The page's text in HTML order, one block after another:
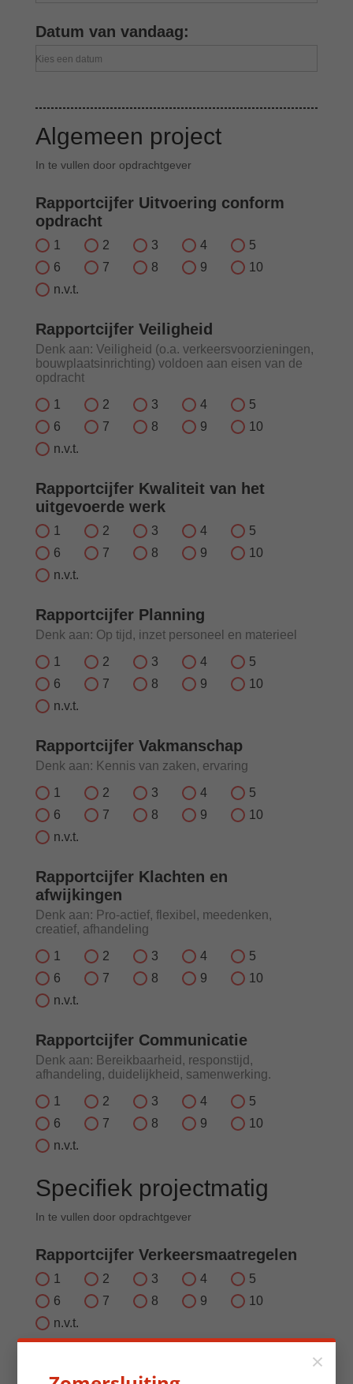
Datum van vandaag:
Kies een datum
Algemeen project
In te vullen door opdrachtgever
Rapportcijfer Uitvoering conform
opdracht
1 2 3 4
5
6
7 8 9
10
n.v.t.
Rapportcijfer Veiligheid
Denk aan: Veiligheid (o.a. verkeersvoorzieningen,
bouwplaatsinrichting) voldoen aan eisen van de
opdracht
1
2 3 4
5
6
7 8 9
10
n.v.t.
Rapportcijfer Kwaliteit van het
uitgevoerde werk
1 2 3 4
5
6
7 8 9
10
n.v.t.
Rapportcijfer Planning
Denk aan: Op tijd, inzet personeel en materieel
1
2 3 4
5
6
7 8 9
10
n.v.t.
Rapportcijfer Vakmanschap
Denk aan: Kennis van zaken, ervaring
1
2 3 4
5
6
7 8 9
10
n.v.t.
Rapportcijfer Klachten en
afwijkingen
Denk aan: Pro‐actief, flexibel, meedenken,
creatief, afhandeling
1
2 3 4
5
6
7 8 9
10
n.v.t.
Rapportcijfer Communicatie
Denk aan: Bereikbaarheid, responstijd,
afhandeling, duidelijkheid, samenwerking.
1
2 3 4
5
6
7 8 9
10
n.v.t.
Specifiek projectmatig
In te vullen door opdrachtgever
Rapportcijfer Verkeersmaatregelen
1 2 3 4
5
6
7 8 9
10
n.v.t.
×